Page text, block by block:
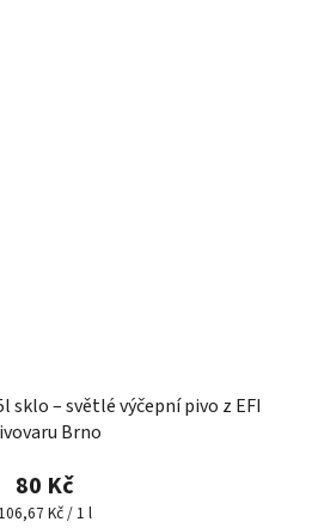
sklo – světlé výčepní pivo z EFI
Brno
80 Kč
Měrná
106,67 Kč / 1 l